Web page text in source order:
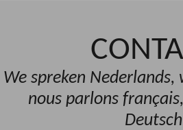
We spreken Nederlands,
nous parlons
Deutsch